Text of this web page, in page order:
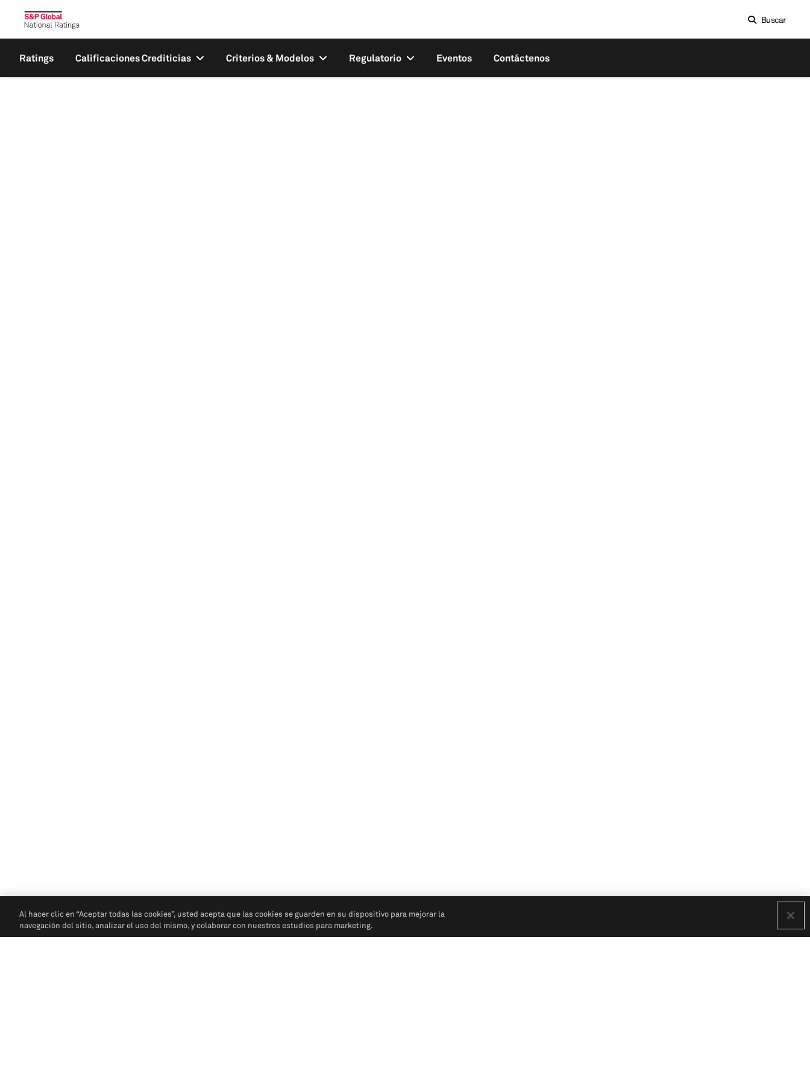
Buscar
Ratings Calificaciones Crediticias Criterios & Modelos Regulatorio Eventos Contáctenos
Al hacer clic en “Aceptar todas las cookies”, usted acepta que las cookies se guarden en su dispositivo para mejorar la
navegación del sitio, analizar el uso del mismo, y colaborar con nuestros estudios para marketing.